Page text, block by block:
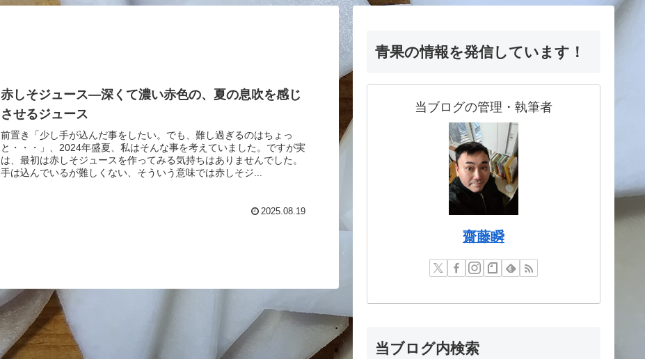
赤しそジュース―深くて濃い赤色の、夏の息吹を感じ
させるジュース
前置き「少し手が込んだ事をしたい。でも、難し過ぎるのはちょっ
と・・・」、2024年盛夏、私はそんな事を考えていました。ですが実
は、最初は赤しそジュースを作ってみる気持ちはありませんでした。
手は込んでいるが難しくない、そういう意味では赤しそジ...
2025.08.19
青果の情報を発信しています！
当ブログの管理・執筆者
齋藤瞬
当ブログ内検索